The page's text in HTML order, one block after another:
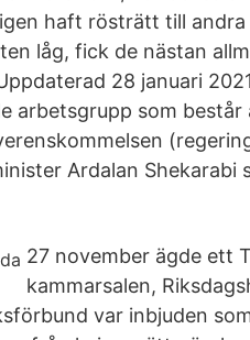
haft rösträtt till
låg, fick de nästan
28 januari
arbetsgrupp som
Ardalan Shekarabi
27 november ägde ett
kammarsalen,
var inbjuden